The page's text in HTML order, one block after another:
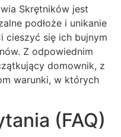
Skrętników jest
podłoże i unikanie
cieszyć się ich bujnym
Z odpowiednim
domownik, z
warunki, w których
(FAQ)